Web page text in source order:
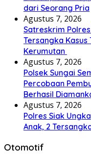
dari Seorang Pria
Agustus 7, 2026
Satreskrim
Tersangka Kasus
Kerumutan
Agustus 7, 2026
Polsek Sungai
Percobaan
Berhasil
Agustus 7, 2026
Polres Siak
Anak, 2
Otomotif